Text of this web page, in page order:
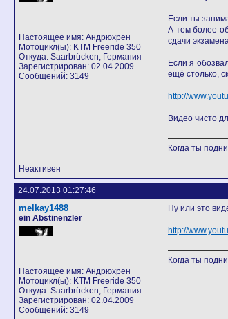
Настоящее имя: Андрюхрен
Мотоцикл(ы): KTM Freeride 350
Откуда: Saarbrücken, Германия
Зарегистрирован: 02.04.2009
Сообщений: 3149
Если ты
А тем более
сдачи
Если я
ещё столько,
http://
Видео чисто
Когда ты
Неактивен
24.07.2013 01:27:46
melkay1488
ein Abstinenzler
Настоящее имя: Андрюхрен
Мотоцикл(ы): KTM Freeride 350
Откуда: Saarbrücken, Германия
Зарегистрирован: 02.04.2009
Сообщений: 3149
Ну или это
http://
Когда ты